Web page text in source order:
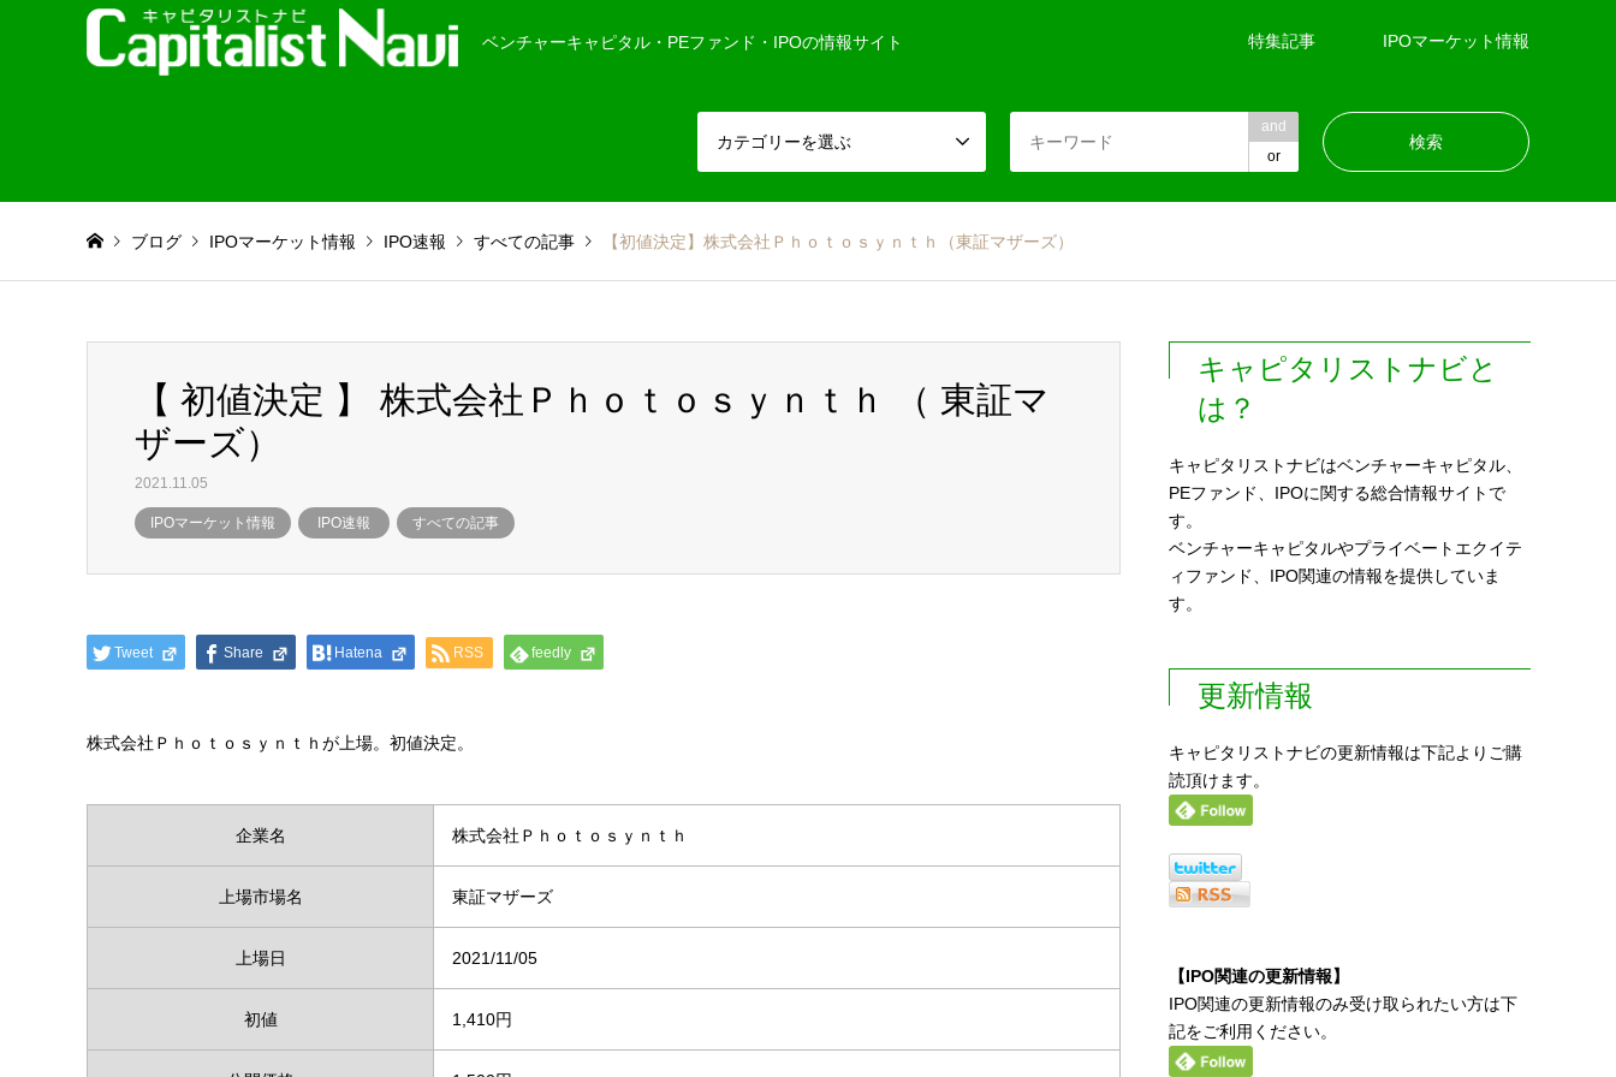
ベンチャーキャピタル・PEファンド・IPOの情報サイト 特集記事 IPOマーケット情報
カテゴリーを選ぶ
and
or
ブログ IPOマーケット情報 IPO速報 すべての記事 【初値決定】株式会社Ｐｈｏｔｏｓｙｎｔｈ（東証マザーズ）
【 初値決定 】 株式会社Ｐｈｏｔｏｓｙｎｔｈ （ 東証マ
ザーズ）
2021.11.05
IPOマーケット情報 IPO速報 すべての記事
Tweet Share Hatena RSS feedly
株式会社Ｐｈｏｔｏｓｙｎｔｈが上場。初値決定。
企業名 株式会社Ｐｈｏｔｏｓｙｎｔｈ
上場市場名 東証マザーズ
上場日 2021/11/05
初値 1,410円
キャピタリストナビと
は？
キャピタリストナビはベンチャーキャピタル、
PEファンド、IPOに関する総合情報サイトで
す。
ベンチャーキャピタルやプライベートエクイテ
ィファンド、IPO関連の情報を提供していま
す。
更新情報
キャピタリストナビの更新情報は下記よりご購
読頂けます。
【IPO関連の更新情報】
IPO関連の更新情報のみ受け取られたい方は下
記をご利用ください。